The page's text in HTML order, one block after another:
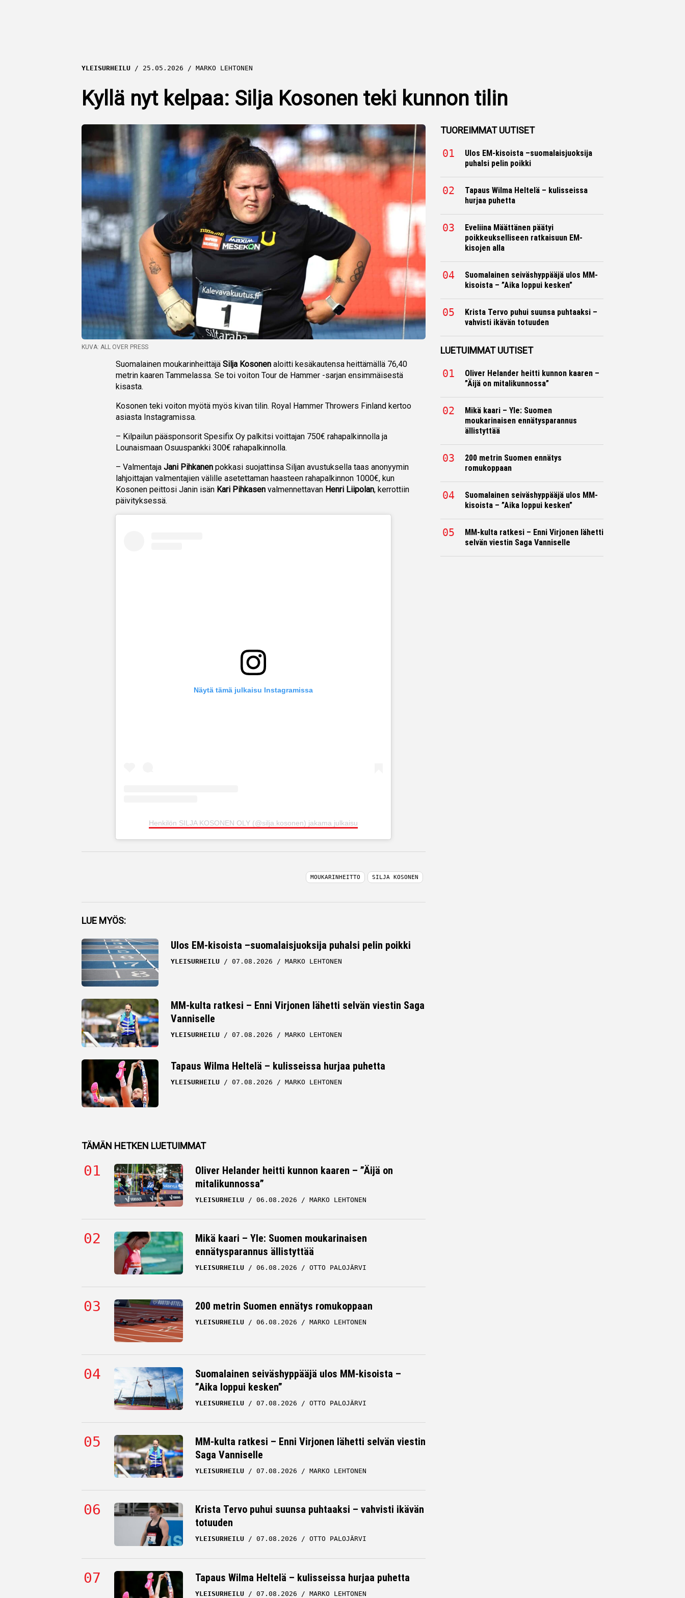
YLEISURHEILU 25.05.2026 MARKO LEHTONEN
Kyllä nyt kelpaa: Silja Kosonen teki kunnon tilin
KUVA: ALL OVER PRESS
Suomalainen moukarinheittäjäSilja Kosonen aloitti kesäkautensa heittämällä 76,40
metrin kaaren Tammelassa. Se toi voiton Tour de Hammer -sarjan ensimmäisestä
kisasta.
Kosonen teki voiton myötä myös kivan tilin. Royal Hammer Throwers Finland kertoo
asiasta Instagramissa.
– Kilpailun pääsponsorit Spesifix Oy palkitsi voittajan 750€ rahapalkinnolla ja
Lounaismaan Osuuspankki 300€ rahapalkinnolla.
– ValmentajaJani Pihkanen pokkasi suojattinsa Siljan avustuksella taas anonyymin
lahjoittajan valmentajien välille asetettaman haasteen rahapalkinnon 1000€, kun
Kosonen peittosi Janin isän Kari Pihkasen valmennettavan Henri Liipolan, kerrottiin
päivityksessä.
Näytä tämä julkaisu Instagramissa
Henkilön SILJA KOSONEN OLY (@silja.kosonen) jakama julkaisu
Facebook
Twitter
Whatsapp
MOUKARINHEITTO SILJA KOSONEN
LUE MYÖS:
Ulos EM-kisoista –suomalaisjuoksija puhalsi pelin poikki
YLEISURHEILU 07.08.2026 MARKO LEHTONEN
MM-kulta ratkesi – Enni Virjonen lähetti selvän viestin Saga
Vanniselle
YLEISURHEILU 07.08.2026 MARKO LEHTONEN
Tapaus Wilma Heltelä – kulisseissa hurjaa puhetta
YLEISURHEILU 07.08.2026 MARKO LEHTONEN
TÄMÄN HETKEN LUETUIMMAT
Oliver Helander heitti kunnon kaaren – ”Äijä on
mitalikunnossa”
YLEISURHEILU 06.08.2026 MARKO LEHTONEN
Mikä kaari – Yle: Suomen moukarinaisen
ennätysparannus ällistyttää
YLEISURHEILU 06.08.2026 OTTO PALOJÄRVI
200 metrin Suomen ennätys romukoppaan
YLEISURHEILU 06.08.2026 MARKO LEHTONEN
Suomalainen seiväshyppääjä ulos MM-kisoista –
”Aika loppui kesken”
YLEISURHEILU 07.08.2026 OTTO PALOJÄRVI
MM-kulta ratkesi – Enni Virjonen lähetti selvän viestin
Saga Vanniselle
YLEISURHEILU 07.08.2026 MARKO LEHTONEN
Krista Tervo puhui suunsa puhtaaksi – vahvisti ikävän
totuuden
YLEISURHEILU 07.08.2026 OTTO PALOJÄRVI
Tapaus Wilma Heltelä – kulisseissa hurjaa puhetta
YLEISURHEILU 07.08.2026 MARKO LEHTONEN
TUOREIMMAT UUTISET
Ulos EM-kisoista –suomalaisjuoksija
puhalsi pelin poikki
Tapaus Wilma Heltelä – kulisseissa
hurjaa puhetta
Eveliina Määttänen päätyi
poikkeukselliseen ratkaisuun EM-
kisojen alla
Suomalainen seiväshyppääjä ulos MM-
kisoista – ”Aika loppui kesken”
Krista Tervo puhui suunsa puhtaaksi –
vahvisti ikävän totuuden
LUETUIMMAT UUTISET
Oliver Helander heitti kunnon kaaren –
”Äijä on mitalikunnossa”
Mikä kaari – Yle: Suomen
moukarinaisen ennätysparannus
ällistyttää
200 metrin Suomen ennätys
romukoppaan
Suomalainen seiväshyppääjä ulos MM-
kisoista – ”Aika loppui kesken”
MM-kulta ratkesi – Enni Virjonen lähetti
selvän viestin Saga Vanniselle